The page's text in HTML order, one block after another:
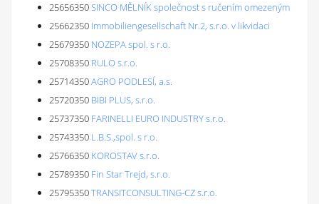
25656350SINCO MĚLNÍK společnost s ručením omezeným
25662350 Immobiliengesellschaft Nr.2, s.r.o. v likvidaci
25679350 NOZEPA spol. s r.o.
25708350 RULO s.r.o.
25714350AGRO PODLESÍ, a.s.
25720350 BIBI PLUS, s.r.o.
25737350 FARINELLI EURO INDUSTRY s.r.o.
25743350 L.B.S.,spol. s r.o.
25766350 KOROSTAV s.r.o.
25789350 Fin Star Trejd, s.r.o.
25795350TRANSITCONSULTING-CZ s.r.o.